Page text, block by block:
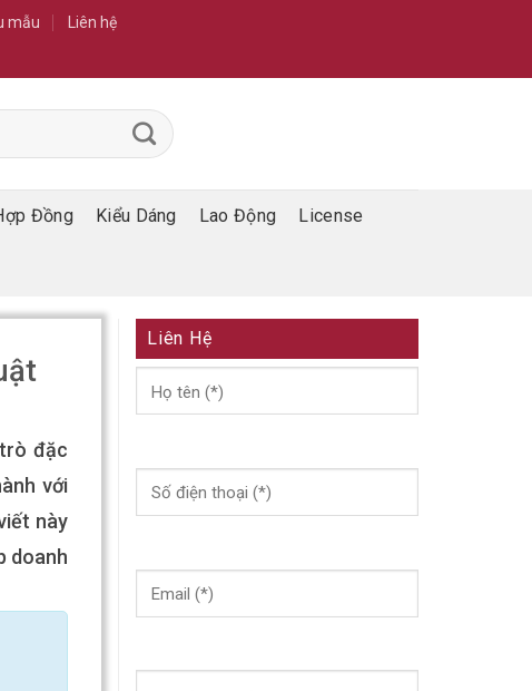
mẫu Liên hệ
Đồng Kiểu Dáng Lao Động License
đặc
với
này
doanh
Liên Hệ